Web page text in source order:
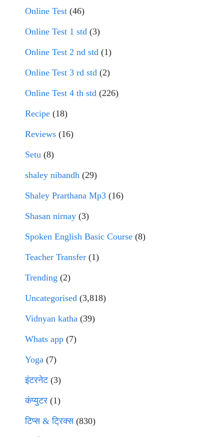
Online Test (46)
Online Test 1 std (3)
Online Test 2 nd std (1)
Online Test 3 rd std (2)
Online Test 4 th std (226)
Recipe (18)
Reviews (16)
Setu (8)
shaley nibandh (29)
Shaley Prarthana Mp3 (16)
Shasan nirnay (3)
Spoken English Basic Course (8)
Teacher Transfer (1)
Trending (2)
Uncategorised (3,818)
Vidnyan katha (39)
Whats app (7)
Yoga (7)
इंटरनेट(3)
कंप्युटर (1)
टिप्स & ट्रिक्स(830)